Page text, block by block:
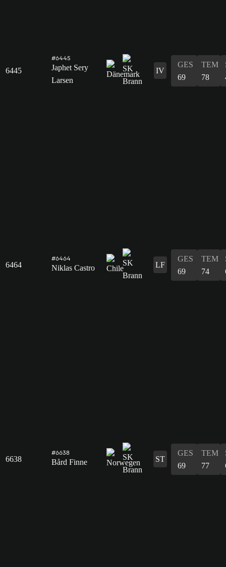
6445
#6445
Japhet Sery
Larsen
IV
GES
69
TEM
78
6464
#6464
Niklas Castro LF
GES
69
TEM
74
6638
#6638
Bård Finne ST
GES
69
TEM
77